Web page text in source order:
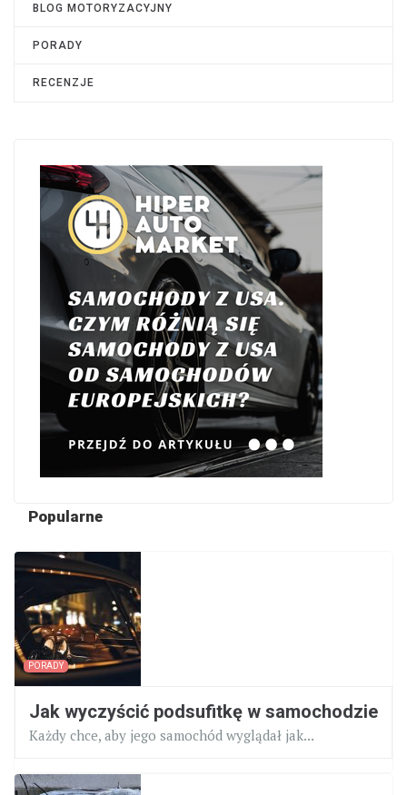
BLOG MOTORYZACYJNY
PORADY
RECENZJE
Popularne
PORADY
Jak wyczyścić podsufitkę w samochodzie
Każdy chce, aby jego samochód wyglądał jak...